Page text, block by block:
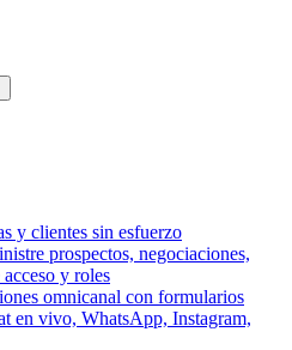
y clientes sin esfuerzo
prospectos, negociaciones,
y roles
omnicanal con formularios
en vivo, WhatsApp, Instagram,